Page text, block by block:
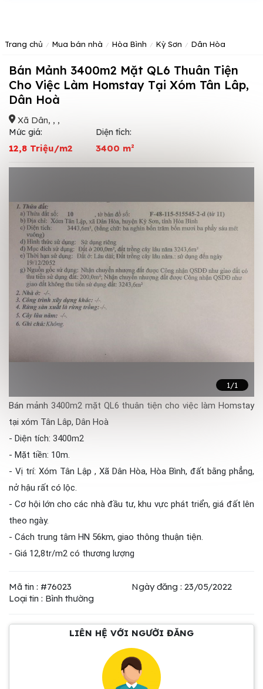
Trang chủ Mua bán nhà Hòa Bình Kỳ Sơn Dân Hòa
Bán Mảnh 3400m2 Mặt QL6 Thuân Tiện
Cho Việc Làm Homstay Tại Xóm Tân Lâp,
Dân Hoà
Xã Dân, , ,
Mức giá:
12,8 Triệu/m2
Diện tích:
3400 m²
1/1
Bán mảnh 3400m2 mặt QL6 thuân tiện cho việc làm Homstay
tại xóm Tân Lâp, Dân Hoà
- Diện tích: 3400m2
- Mặt tiền: 10m.
- Vị trí: Xóm Tân Lập , Xã Dân Hòa, Hòa Bình, đất bằng phẳng,
nở hậu rất có lộc.
- Cơ hội lớn cho các nhà đầu tư, khu vực phát triển, giá đất lên
theo ngày.
- Cách trung tâm HN 56km, giao thông thuận tiện.
- Giá 12,8tr/m2 có thương lượng
Mã tin : #76023
Ngày đăng : 23/05/2022
Loại tin : Bình thường
LIÊN HỆ VỚI NGƯỜI ĐĂNG